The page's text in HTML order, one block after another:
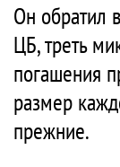
Он обратил
ЦБ, треть
погашения
размер
прежние.